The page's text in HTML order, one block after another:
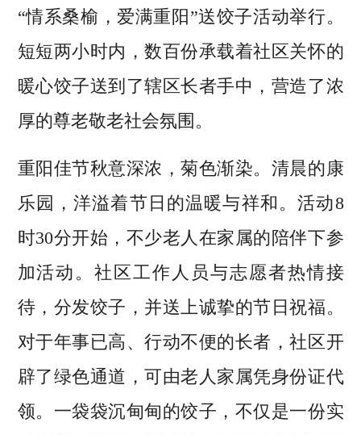
“情系桑榆，爱满重阳”送饺子活动举行。
短短两小时内，数百份承载着社区关怀的
暖心饺子送到了辖区长者手中，营造了浓
厚的尊老敬老社会氛围。
重阳佳节秋意深浓，菊色渐染。清晨的康
乐园，洋溢着节日的温暖与祥和。活动8
时30分开始，不少老人在家属的陪伴下参
加活动。社区工作人员与志愿者热情接
待，分发饺子，并送上诚挚的节日祝福。
对于年事已高、行动不便的长者，社区开
辟了绿色通道，可由老人家属凭身份证代
领。一袋袋沉甸甸的饺子，不仅是一份实